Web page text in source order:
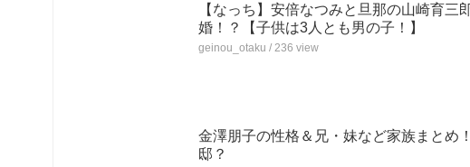
【なっち】安倍なつみと旦那の山崎育三
婚！？【子供は3人とも男の子！】
geinou_otaku / 236 view
金澤朋子の性格＆兄・妹など家族まとめ
邸？